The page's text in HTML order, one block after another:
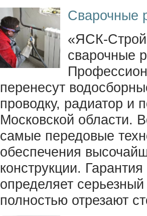
Сварочные
«ЯСК-
сварочные
перенесут
проводку, радиатор и
Московской области.
самые передовые
обеспечения
конструкции.
определяет
полностью отрезают